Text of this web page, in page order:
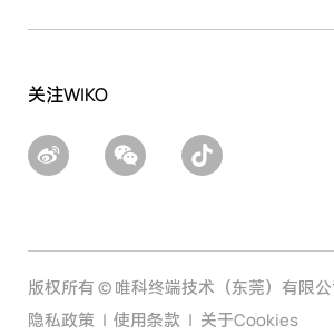
关注WIKO
版权所有 © 唯科终端技术（东莞）有限
隐私政策
使用条款 关于Cookies